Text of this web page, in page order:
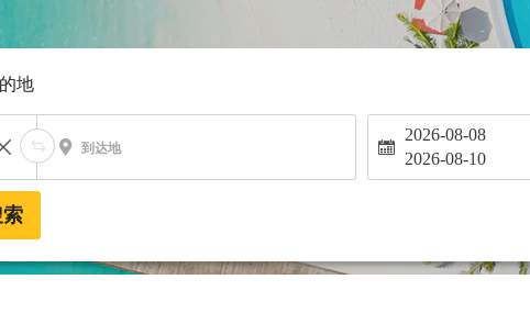
地
到达地
2026-08-08
2026-08-10